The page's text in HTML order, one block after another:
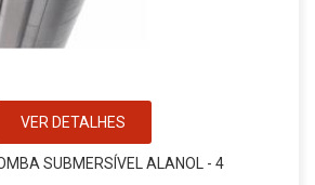
VER DETALHES
SUBMERSÍVEL ALANOL - 4